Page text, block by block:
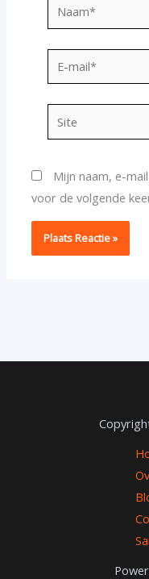
mail*
Mijn naam, e-
voor de volgende